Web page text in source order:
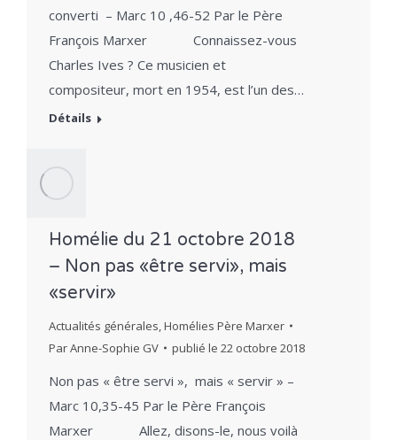
converti – Marc 10 ,46-52 Par le Père
François Marxer Connaissez-vous
Charles Ives ? Ce musicien et
compositeur, mort en 1954, est l’un des…
Détails
Homélie du 21 octobre 2018
– Non pas «être servi», mais
«servir»
Actualités générales,Homélies Père Marxer
ParAnne-Sophie GV publié le 22 octobre 2018
Non pas « être servi », mais « servir » –
Marc 10,35-45 Par le Père François
Marxer Allez, disons-le, nous voilà